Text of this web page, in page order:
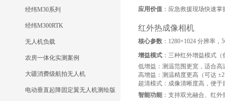
经纬M30系列
经纬M300RTK
无人机负载
农房一体化实测案例
大疆消费级航拍无人机
电动垂直起降固定翼无人机测绘版
应用价值 ：应急救援现场快速
红外热成像相机
核心参数 ：1280×1024 分辨率
增益模式 ：三种红外增益模式
低增益：测温范围更宽，适合
高增益：测温精度更高（可达
超清模式：成像清晰度高，便
智能功能 ：支持双光融合、红